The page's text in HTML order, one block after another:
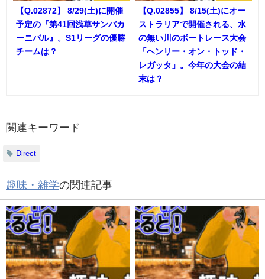
【Q.02872】 8/29(土)に開催
予定の『第41回浅草サンバカ
ーニバル』。S1リーグの優勝
チームは？
【Q.02855】 8/15(土)にオー
ストラリアで開催される、水
の無い川のボートレース大会
「ヘンリー・オン・トッド・
レガッタ」。今年の大会の結
末は？
関連キーワード
Direct
趣味・雑学の関連記事